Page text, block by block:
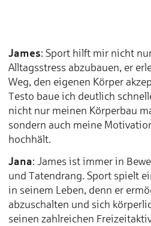
James: Sport hilft mir nicht
Alltagsstress abzubauen, er
Weg, den eigenen Körper
Testo baue ich deutlich
nicht nur meinen Körperbau
sondern auch meine
hochhält.
Jana: James ist immer in
und Tatendrang. Sport spielt
in seinem Leben, denn er
abzuschalten und sich
seinen zahlreichen